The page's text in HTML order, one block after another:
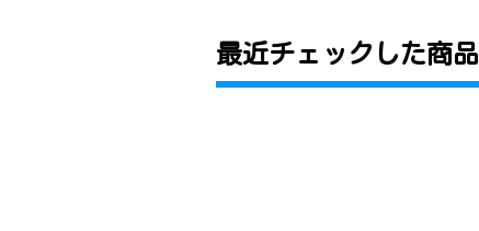
最近チェックした商品